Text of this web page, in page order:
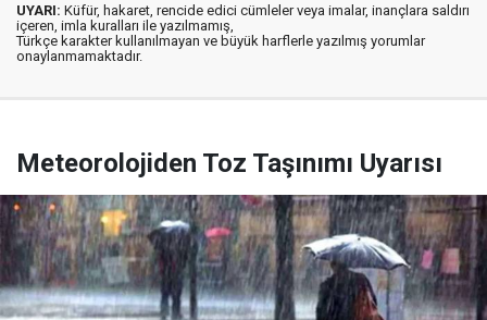
UYARI: Küfür, hakaret, rencide edici cümleler veya imalar, inançlara saldırı
içeren, imla kuralları ile yazılmamış,
Türkçe karakter kullanılmayan ve büyük harflerle yazılmış yorumlar
onaylanmamaktadır.
Meteorolojiden Toz Taşınımı Uyarısı